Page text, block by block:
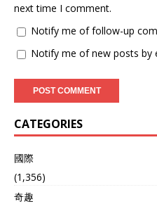
next time I comment.
Notify me of follow-up
Notify me of new posts by
CATEGORIES
國際
(1,356)
奇趣